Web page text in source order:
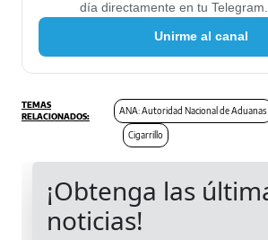
día directamente en tu Telegram.
Unirme al canal
ANA: Autoridad Nacional de Aduanas
Cigarrillo